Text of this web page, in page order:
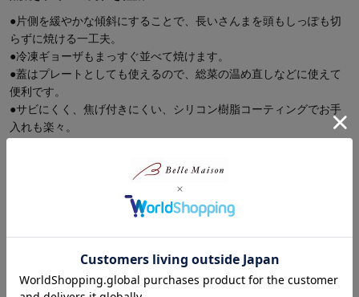
●片側を緩やかな傾斜にすることで、長いさんまを頭もしっぽも切
らずに焼ける一工夫。
●冷凍ギョーザもまっすぐ並べて焼けます。
●蓋はプレートとしても使えるので、総菜の温め直しなどに使えて
便利です。
●サビにくく、焦げ付きにくい、シリコン樹脂コーティングでお手
入れも楽々。
対象商品の商品レビューはまだありません。